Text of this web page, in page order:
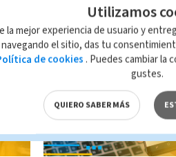
12:09 14-10-2024
Utilizamos
la mejor experiencia de usuario y
el sitio, das tu
de cookies . Puedes cambiar la
gustes.
QUIERO SABER MÁS